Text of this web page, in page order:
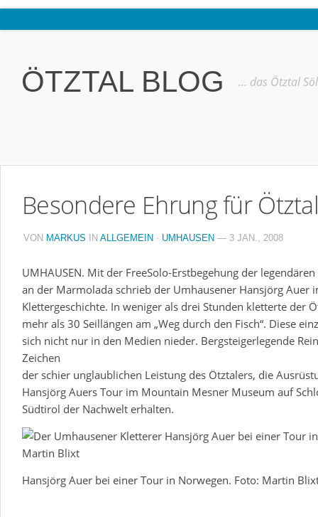
Ötztal
Interviews
Kostenloser Bustransfer ins Gletscherskigebiet von Sölden
Datenschutzerklärung
ÖTZTAL BLOG … das Ötztal
Besondere Ehrung für
VON MARKUS IN ALLGEMEIN · UMHAUSEN — 3 JAN., 2008
UMHAUSEN. Mit der FreeSolo-Erstbegehung der
an der Marmolada schrieb der Umhausener Hansjörg Auer
Klettergeschichte. In weniger als drei Stunden kletterte der
mehr als 30 Seillängen am „Weg durch den Fisch“. Diese
sich nicht nur in den Medien nieder. Bergsteigerlegende
Zeichen
der schier unglaublichen Leistung des Ötztalers, die
Hansjörg Auers Tour im Mountain Mesner Museum auf
Südtirol der Nachwelt erhalten.
Hansjörg Auer bei einer Tour in Norwegen. Foto: Martin